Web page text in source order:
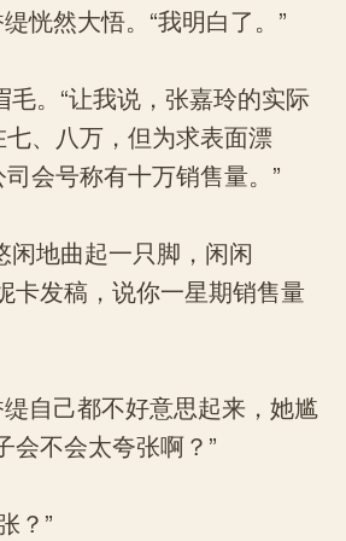
恍然大悟。“我明白了。”
。“让我说，张嘉玲的实际
、八万，但为求表面漂
会号称有十万销售量。”
地曲起一只脚，闲闲
卡发稿，说你一星期销售量
自己都不好意思起来，她尴
会不会太夸张啊？”
？”